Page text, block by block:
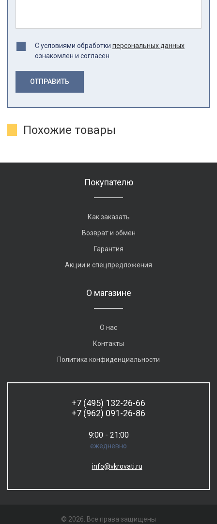
С условиями обработки персональных данных
ознакомлен и согласен
ОТПРАВИТЬ
Похожие товары
Покупателю
Как заказать
Возврат и обмен
Гарантия
Акции и спецпредложения
О магазине
О нас
Контакты
Политика конфиденциальности
+7 (495) 132-26-66
+7 (962) 091-26-86
9:00 - 21:00
ежедневно
info@vkrovati.ru
© 2026. Все права защищены